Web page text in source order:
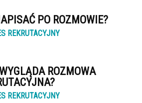
PO ROZMOWIE?
REKRUTACYJNY
ROZMOWA
REKRUTACYJNY